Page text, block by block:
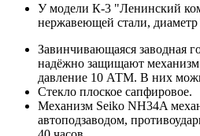
У модели К-3 "Ленинский
нержавеющей стали,
Завинчивающаяся заводная
надёжно защищают
давление 10 АТМ. В них
Стекло плоское сапфировое.
Механизм Seiko NH34A
автоподзаводом,